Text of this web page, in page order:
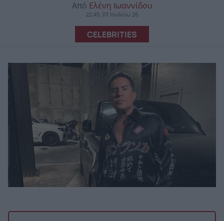
Από Ελένη Ιωαννίδου
22:45, 07 Ιουλίου 26
CELEBRITIES